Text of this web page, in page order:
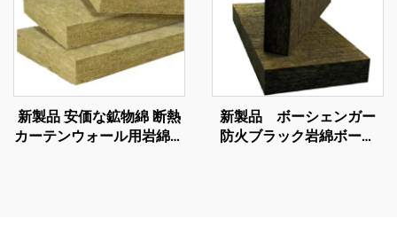
新製品 安価な鉱物綿 断熱
カーテンウォール用岩綿ボ
新製品 ボーシェンガー
防火ブラック岩綿ボード